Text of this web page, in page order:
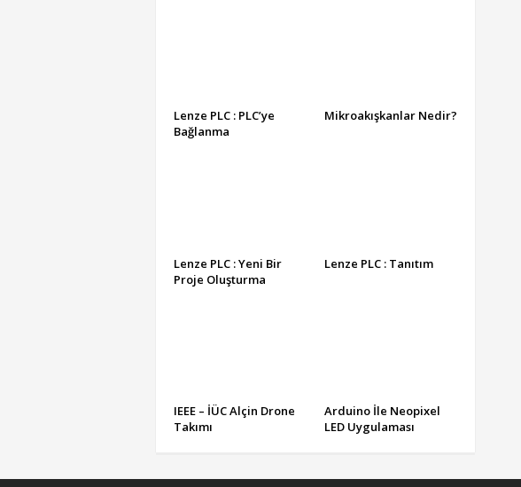
Lenze PLC : PLC’ye
Bağlanma
Mikroakışkanlar Nedir?
Lenze PLC : Yeni Bir
Proje Oluşturma
Lenze PLC : Tanıtım
IEEE – İÜC Alçin Drone
Takımı
Arduino İle Neopixel
LED Uygulaması